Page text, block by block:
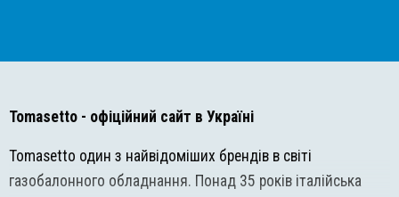
Tomasetto - офіційний сайт в Україні
Tomasetto один з найвідоміших брендів в світі
газобалонного обладнання. Понад 35 років італійська